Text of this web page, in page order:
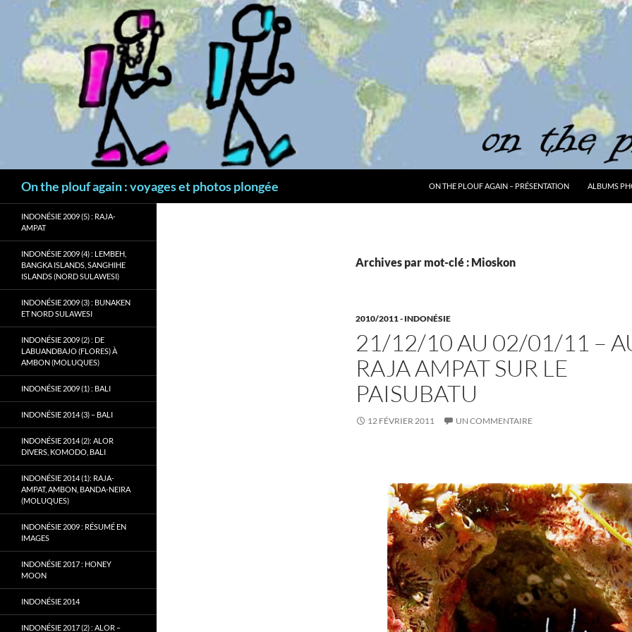
contenu
On the plouf again : voyages et photos plongée ON THE PLOUF AGAIN – PRÉSENTATION ALBUMS
Archives par mot-clé : Mioskon
2010/2011 - INDONÉSIE
21/12/10 AU 02/01/11 –
RAJA AMPAT SUR LE
PAISUBATU
12 FÉVRIER 2011 UN COMMENTAIRE
INDONÉSIE 2009 (5) : RAJA-
AMPAT
INDONÉSIE 2009 (4) : LEMBEH,
BANGKA ISLANDS, SANGHIHE
ISLANDS (NORD SULAWESI)
INDONÉSIE 2009 (3) : BUNAKEN
ET NORD SULAWESI
INDONÉSIE 2009 (2) : DE
LABUANDBAJO (FLORES) À
AMBON (MOLUQUES)
INDONÉSIE 2009 (1) : BALI
INDONÉSIE 2014 (3) – BALI
INDONÉSIE 2014 (2): ALOR
DIVERS, KOMODO, BALI
INDONÉSIE 2014 (1): RAJA-
AMPAT, AMBON, BANDA-NEIRA
(MOLUQUES)
INDONÉSIE 2009 : RÉSUMÉ EN
IMAGES
INDONÉSIE 2017 : HONEY
MOON
INDONÉSIE 2014
INDONÉSIE 2017 (2) : ALOR –